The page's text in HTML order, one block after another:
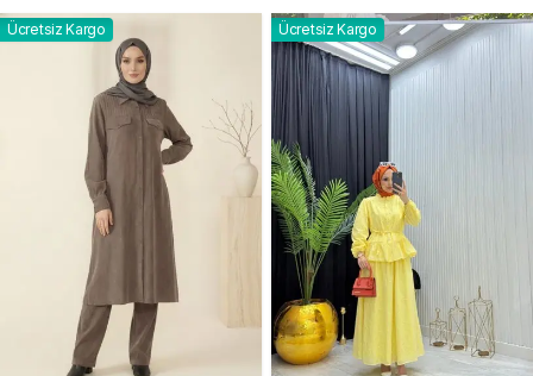
Ücretsiz Kargo Ücretsiz Kargo